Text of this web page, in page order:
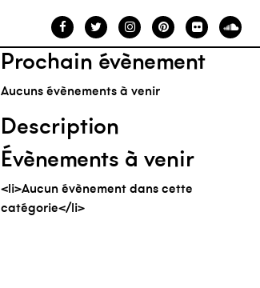
Prochain évènement
Aucuns évènements à venir
Description
Évènements à venir
<li>Aucun évènement dans cette
catégorie</li>